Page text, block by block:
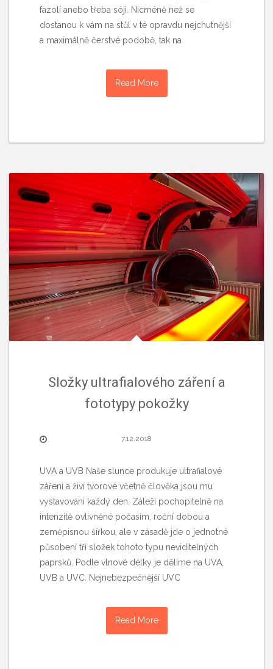
fazolí anebo třeba sóji. Nicméně než se
dostanou k vám na stůl v té opravdu nejchutnější
a maximálně čerstvé podobě, tak na
Read More
Složky ultrafialového záření a
fototypy pokožky
7.12.2018
UVA a UVB Naše slunce produkuje ultrafialové
záření a živí tvorové včetně člověka jsou mu
vystavováni každý den. Záleží pochopitelně na
intenzitě ovlivněné počasím, roční dobou a
zeměpisnou šířkou, ale v zásadě jde o jednotné
působení tří složek tohoto typu neviditelných
paprsků. Podle vlnové délky je dělíme na UVA,
UVB a UVC. Nejnebezpečnější UVC
Read More